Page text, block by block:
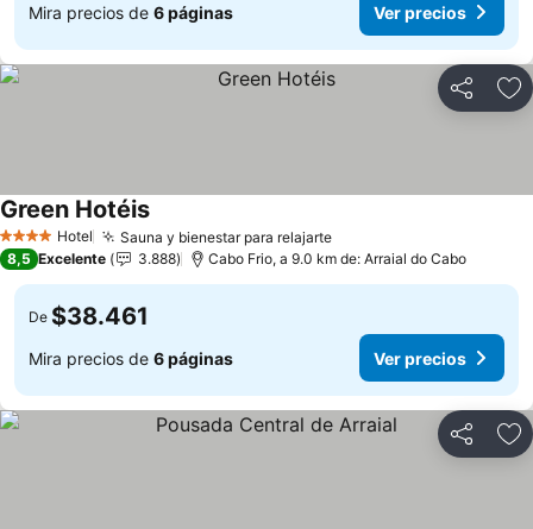
Mira precios de 6 páginas Ver precios
Compartir
4 EstrellasHotel Sauna y bienestar para relajarteVer precios
Green HotéisVer precios
8,5 Excelente 3.888 Cabo Frio, a 9.0 km de: Arraial do Cabo
De $38.461
Mira precios de 6 páginas Ver precios
Compartir